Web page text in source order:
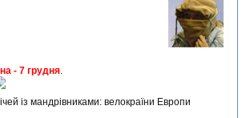
- 7 грудня.
із мандрівниками: велокраїни Европи